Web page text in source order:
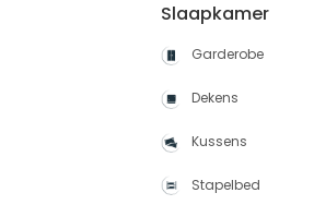
Slaapkamer
Garderobe
Dekens
Kussens
Stapelbed